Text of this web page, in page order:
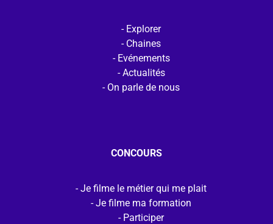
Explorer
Chaines
Evénements
Actualités
On parle de nous
CONCOURS
Je filme le métier qui me plait
Je filme ma formation
Participer